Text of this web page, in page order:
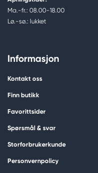
Ma.-fr.: 08.00-18.00
Lø.-sø.: lukket
Informasjon
Kontakt oss
Finn butikk
Favorittsider
Spørsmål & svar
Storforbrukerkunde
Personvernpolicy